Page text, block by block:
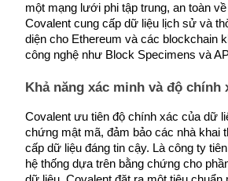
Earn
một mạng lưới phi tập trung, an toàn
Covalent cung cấp dữ liệu lịch sử và
diện cho Ethereum và các blockchain
công nghệ như Block Specimens và
Khả năng xác minh và độ chính
Covalent ưu tiên độ chính xác của dữ
chứng mật mã, đảm bảo các nhà khai
cấp dữ liệu đáng tin cậy. Là công ty
hệ thống dựa trên bằng chứng cho